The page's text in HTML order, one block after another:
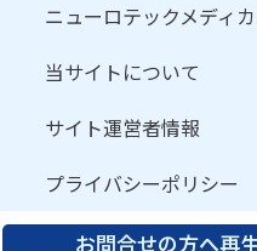
ニューロテックメディ
当サイトについて
サイト運営者情報
プライバシーポリシー
お問合せの方へ再